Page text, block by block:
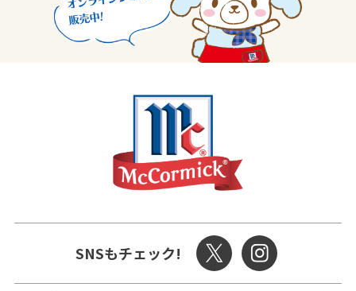
SNSもチェック!